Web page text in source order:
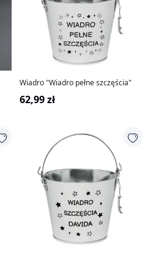
Wiadro "Wiadro pełne szczęścia"
62,99 zł